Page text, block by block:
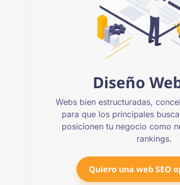
Diseño
Webs bien estructuradas,
para que los principales
posicionen tu negocio como
rankings.
Quiero una web SEO